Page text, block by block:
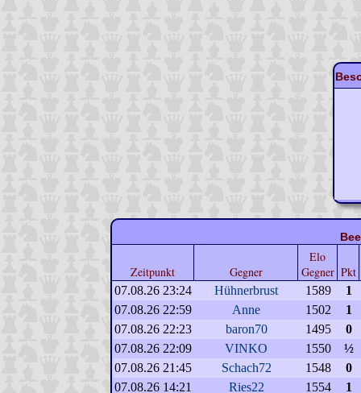
Zeitpunkt Gegner
Elo
Gegner Pkt
07.08.26 23:24 Hühnerbrust 1589
1
07.08.26 22:59
Anne 1502
1
07.08.26 22:23
baron70 1495
0
07.08.26 22:09
VINKO 1550
½
07.08.26 21:45
Schach72 1548
0
07.08.26 14:21
Ries22 1554
1